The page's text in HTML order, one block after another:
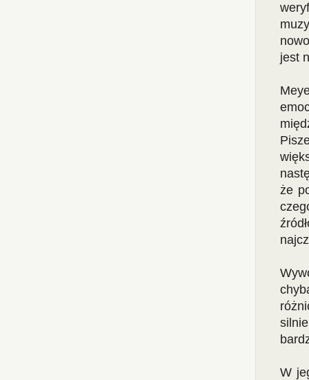
jest
że
W